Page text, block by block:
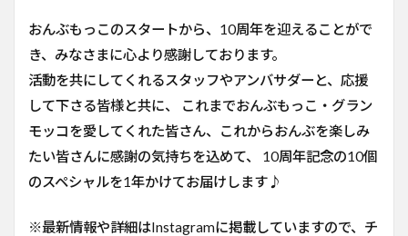
おんぶもっこのスタートから、10周年を迎えることがで
き、みなさまに心より感謝しております。
活動を共にしてくれるスタッフやアンバサダーと、応援
して下さる皆様と共に、 これまでおんぶもっこ・グラン
モッコを愛してくれた皆さん、これからおんぶを楽しみ
たい皆さんに感謝の気持ちを込めて、 10周年記念の10個
のスペシャルを1年かけてお届けします♪
※最新情報や詳細はInstagramに掲載していますので、チ